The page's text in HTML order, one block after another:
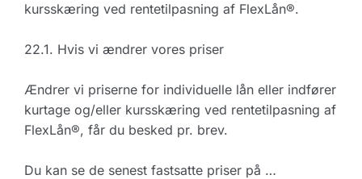
kursskæring ved rentetilpasning af FlexLån®.
22.1. Hvis vi ændrer vores priser
Ændrer vi priserne for individuelle lån eller indfører
kurtage og/eller kursskæring ved rentetilpasning af
FlexLån®, får du besked pr. brev.
Du kan se de senest fastsatte priser på …